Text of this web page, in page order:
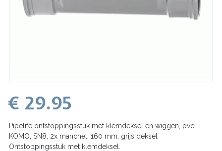
€ 29.95
Pipelife ontstoppingsstuk met klemdeksel en wiggen, pvc,
KOMO, SN8, 2x manchet, 160 mm, grijs deksel
Ontstoppingsstuk met klemdeksel.